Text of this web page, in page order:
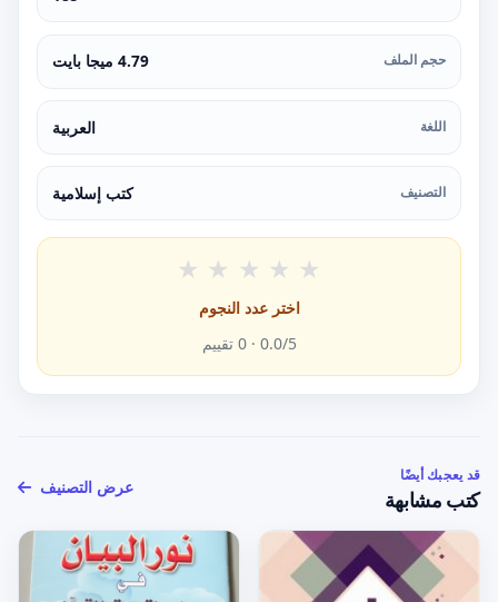
حجم الملف 4.79 ميجا بايت
اللغة العربية
التصنيف كتب إسلامية
★ ★ ★ ★ ★
اختر عدد النجوم
0.0/5 ·
0 تقييم
قد يعجبك أيضًا
كتب مشابهة
عرض التصنيف